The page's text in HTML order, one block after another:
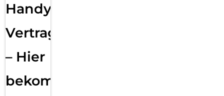
Handy
Vertragsabwicklung
– Hier
bekommst